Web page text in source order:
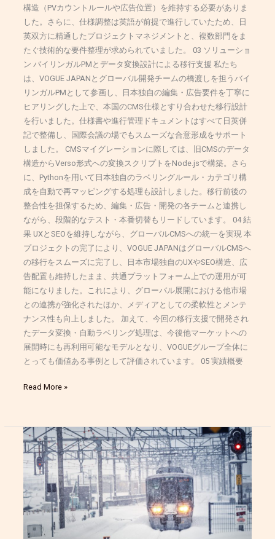
構造（PVカウントルールや広告位置）を維持する必要がありま
した。さらに、仕様調整は英語が前提で進行していたため、日
英双方に精通したプロジェクトマネジメントと、複数部門をま
たぐ技術的な要件整理が求められていました。 03 ソリューショ
ン バイリンガルPMとデータ変換設計による移行支援 私たち
は、VOGUE JAPANとグローバル開発チームの橋渡しを担うバイ
リンガルPMとして参画し、日本独自の編集・広告要件を丁寧に
ヒアリングした上で、本国のCMS仕様とすり合わせた移行設計
を行いました。仕様書や進行管理ドキュメントはすべて日英併
記で整備し、国際会議の場でもスムーズな合意形成をサポート
しました。 CMSマイグレーションに際しては、旧CMSのデータ
構造からVerso形式への変換スクリプトをNode.jsで構築。さら
に、Pythonを用いて日本独自のラベリングルール・カテゴリ構
成を自動で再マッピングする処理も設計しました。移行前後の
整合性を担保するため、編集・広告・開発の各チームと連携し
ながら、段階的なテスト・本番切替もリードしています。 04 結
果 UXとSEOを維持しながら、グローバルCMSへの統一を実現 本
プロジェクトの完了により、VOGUE JAPANはグローバルCMSへ
の移行をスムーズに完了し、日本市場独自のUXやSEO構造、広
告配置も維持したまま、共通プラットフォーム上での運用が可
能になりました。これにより、グローバル展開における他市場
との連携が強化されたほか、メディアとしての柔軟性とメンテ
ナンス性も向上しました。 加えて、今回の移行支援で開発され
たデータ変換・自動ラベリング処理は、今後他マーケットへの
展開時にも再利用可能なモデルとなり、VOGUEグループ全体に
とっても価値ある事例として評価されています。 05 実績概要
Read More »
地
域
の
つ
な
が
を